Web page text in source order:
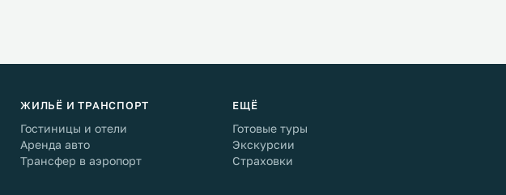
ЖИЛЬЁ И ТРАНСПОРТ
Гостиницы и отели
Аренда авто
Трансфер в аэропорт
ЕЩЁ
Готовые туры
Экскурсии
Страховки